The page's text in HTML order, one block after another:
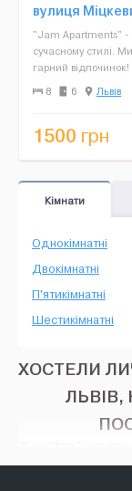
вулиця
"Jam Apartments" -
сучасному стилі.
гарний відпочинок!
частини міста
8 6 Львів
1500 грн
Кімнати
Однокімнатні
Двокімнатні
П'ятикімнатні
Шестикімнатні
ХОСТЕЛИ
ЛЬВІВ,
HOUSE24,